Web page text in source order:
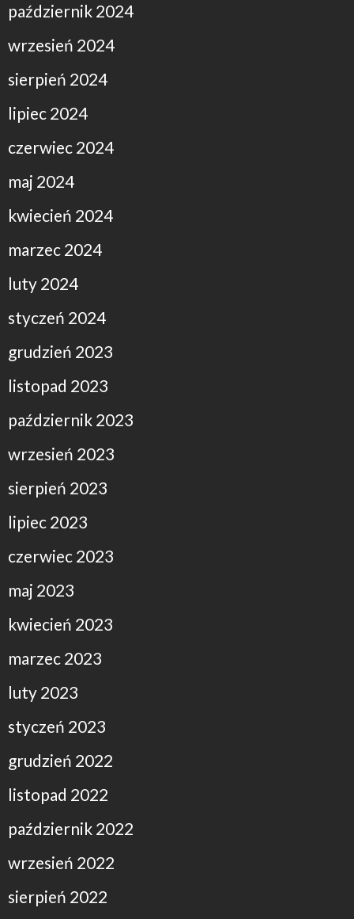
październik 2024
wrzesień 2024
sierpień 2024
lipiec 2024
czerwiec 2024
maj 2024
kwiecień 2024
marzec 2024
luty 2024
styczeń 2024
grudzień 2023
listopad 2023
październik 2023
wrzesień 2023
sierpień 2023
lipiec 2023
czerwiec 2023
maj 2023
kwiecień 2023
marzec 2023
luty 2023
styczeń 2023
grudzień 2022
listopad 2022
październik 2022
wrzesień 2022
sierpień 2022